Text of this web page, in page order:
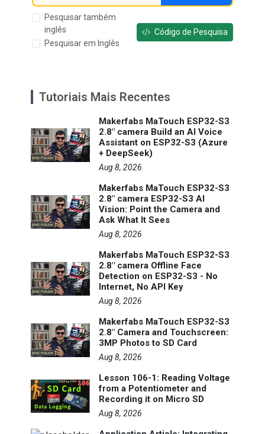
Pesquisar também
inglês
Pesquisar em Inglês
Código de Pesquisa
Tutoriais Mais Recentes
Makerfabs MaTouch ESP32-S3
2.8" camera Build an AI Voice
Assistant on ESP32-S3 (Azure
+ DeepSeek)
Aug 8, 2026
Makerfabs MaTouch ESP32-S3
2.8" camera ESP32-S3 AI
Vision: Point the Camera and
Ask What It Sees
Aug 8, 2026
Makerfabs MaTouch ESP32-S3
2.8" camera Offline Face
Detection on ESP32-S3 - No
Internet, No API Key
Aug 8, 2026
Makerfabs MaTouch ESP32-S3
2.8" Camera and Touchscreen:
3MP Photos to SD Card
Aug 8, 2026
Lesson 106-1: Reading Voltage
from a Potentiometer and
Recording it on Micro SD
Aug 8, 2026